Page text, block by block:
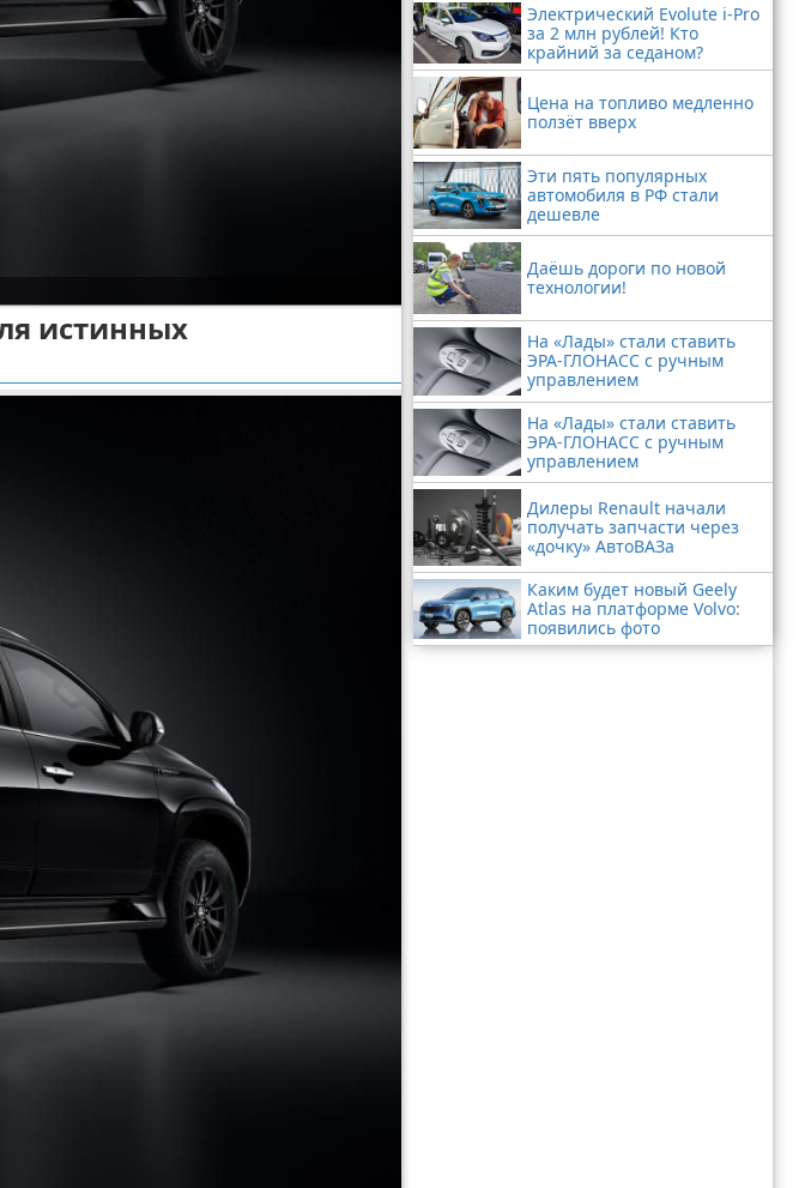
истинных
Электрический Evolute i-Pro
за 2 млн рублей! Кто
крайний за седаном?
Цена на топливо медленно
ползёт вверх
Эти пять популярных
автомобиля в РФ стали
дешевле
Даёшь дороги по новой
технологии!
На «Лады» стали ставить
ЭРА-ГЛОНАСС с ручным
управлением
На «Лады» стали ставить
ЭРА-ГЛОНАСС с ручным
управлением
Дилеры Renault начали
получать запчасти через
«дочку» АвтоВАЗа
Каким будет новый Geely
Atlas на платформе Volvo:
появились фото